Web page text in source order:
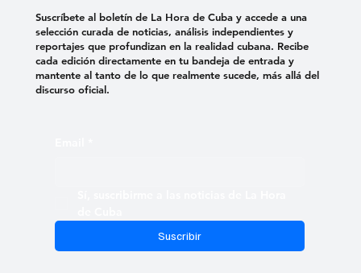
Suscribir
Suscríbete al boletín de La Hora de Cuba y accede a una
selección curada de noticias, análisis independientes y
reportajes que profundizan en la realidad cubana. Recibe
cada edición directamente en tu bandeja de entrada y
mantente al tanto de lo que realmente sucede, más allá del
discurso oficial.